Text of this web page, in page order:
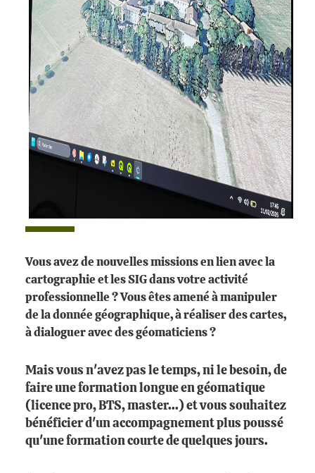
Vous avez de nouvelles missions en lien avec la
cartographie et les SIG dans votre activité
professionnelle ? Vous êtes amené à manipuler
de la donnée géographique, à réaliser des cartes,
à dialoguer avec des géomaticiens ?
Mais vous n'avez pas le temps, ni le besoin, de
faire une formation longue en géomatique
(licence pro, BTS, master...) et vous souhaitez
bénéficier d'un accompagnement plus poussé
qu'une formation courte de quelques jours.